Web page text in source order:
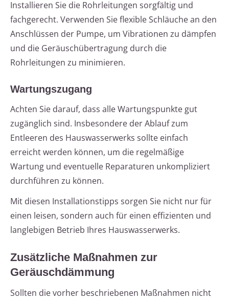
Installieren Sie die Rohrleitungen sorgfältig und
fachgerecht. Verwenden Sie flexible Schläuche an den
Anschlüssen der Pumpe, um Vibrationen zu dämpfen
und die Geräuschübertragung durch die
Rohrleitungen zu minimieren.
Wartungszugang
Achten Sie darauf, dass alle Wartungspunkte gut
zugänglich sind. Insbesondere der Ablauf zum
Entleeren des Hauswasserwerks sollte einfach
erreicht werden können, um die regelmäßige
Wartung und eventuelle Reparaturen unkompliziert
durchführen zu können.
Mit diesen Installationstipps sorgen Sie nicht nur für
einen leisen, sondern auch für einen effizienten und
langlebigen Betrieb Ihres Hauswasserwerks.
Zusätzliche Maßnahmen zur
Geräuschdämmung
Sollten die vorher beschriebenen Maßnahmen nicht